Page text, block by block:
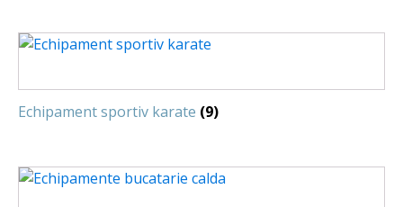
Echipament sportiv karate (9)